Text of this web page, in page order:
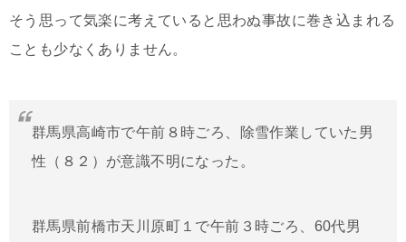
そう思って気楽に考えていると思わぬ事故に巻き込まれる
ことも少なくありません。
群馬県高崎市で午前８時ごろ、除雪作業していた男
性（８２）が意識不明になった。
群馬県前橋市天川原町１で午前３時ごろ、60代男